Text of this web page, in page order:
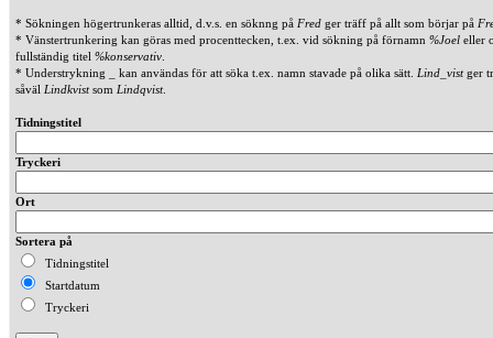
* Sökningen högertrunkeras alltid, d.v.s. en söknng på Fred ger träff på allt som börjar på
* Vänstertrunkering kan göras med procenttecken, t.ex. vid sökning på förnamn %Joel eller
fullständig titel %konservativ
* Understrykning _ kan användas för att söka t.ex. namn stavade på olika sätt. Lind_vistger
såväl Lindkvistsom Lindqvist.
Tidningstitel
Tryckeri
Ort
Sortera på
Tidningstitel
Startdatum
Tryckeri